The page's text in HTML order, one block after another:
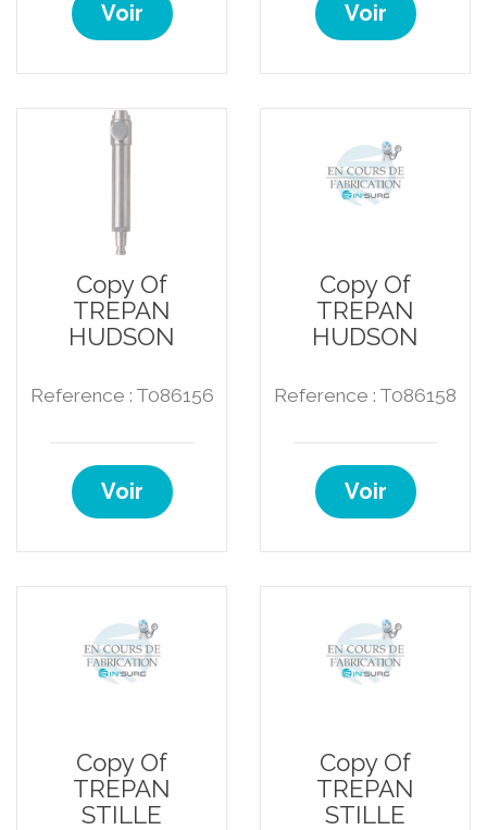
Voir Voir
Copy Of
TREPAN
HUDSON
Reference : T086156
Voir
Copy Of
TREPAN
HUDSON
Reference : T086158
Voir
Copy Of
TREPAN
STILLE
Copy Of
TREPAN
STILLE